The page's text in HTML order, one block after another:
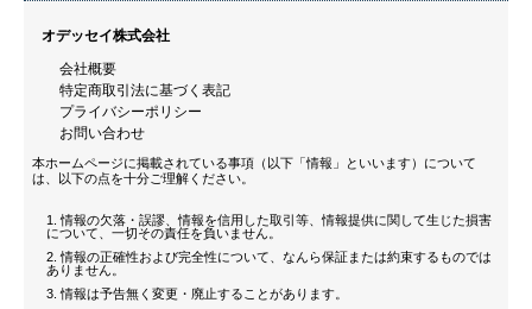
オデッセイ株式会社
会社概要
特定商取引法に基づく表記
プライバシーポリシー
お問い合わせ
本ホームページに掲載されている事項（以下「情報」といいます）について
は、以下の点を十分ご理解ください。
情報の欠落・誤謬、情報を信用した取引等、情報提供に関して生じた損害
について、一切その責任を負いません。
情報の正確性および完全性について、なんら保証または約束するものでは
ありません。
情報は予告無く変更・廃止することがあります。